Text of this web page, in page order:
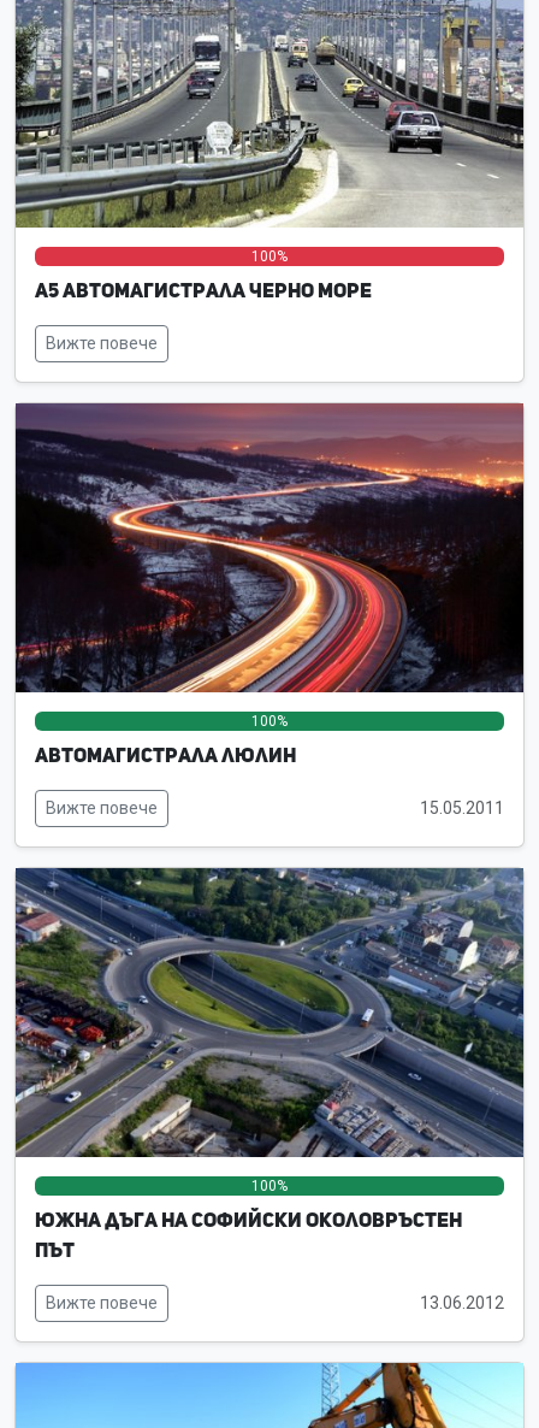
0%
0% 100%
А5 Автомагистрала Черно море
Вижте повече
100%
Автомагистрала Люлин
Вижте повече 15.05.2011
100%
Южна дъга на Софийски околовръстен
път
Вижте повече 13.06.2012